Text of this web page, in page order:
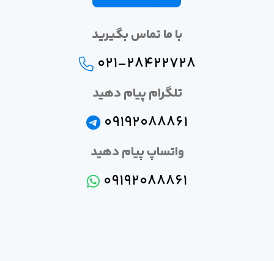
با ما تماس بگیرید
021-28422728
تلگرام پیام دهید
09192088861
واتساپ پیام دهید
09192088861